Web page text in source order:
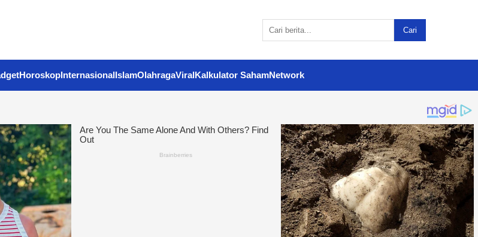
Cari
HoroskopInternasionalIslamOlahragaViralKalkulator SahamNetwork